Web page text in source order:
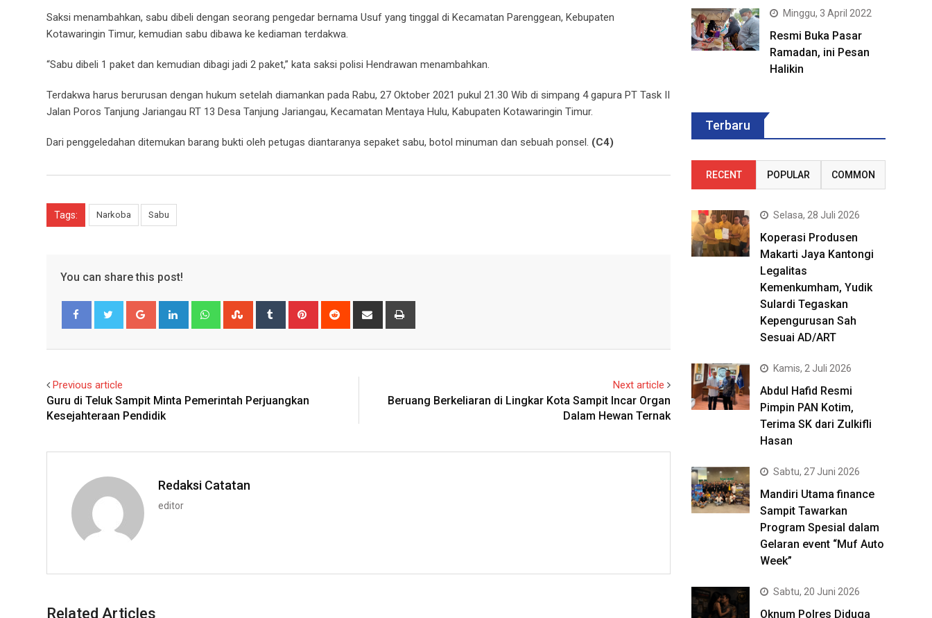
Saksi menambahkan, sabu dibeli dengan seorang pengedar bernama Usuf yang tinggal di Kecamatan Parenggean, Kebupaten
Kotawaringin Timur, kemudian sabu dibawa ke kediaman terdakwa.
“Sabu dibeli 1 paket dan kemudian dibagi jadi 2 paket,” kata saksi polisi Hendrawan menambahkan.
Terdakwa harus berurusan dengan hukum setelah diamankan pada Rabu, 27 Oktober 2021 pukul 21.30 Wib di simpang 4 gapura PT Task II
Jalan Poros Tanjung Jariangau RT 13 Desa Tanjung Jariangau, Kecamatan Mentaya Hulu, Kabupaten Kotawaringin Timur.
Dari penggeledahan ditemukan barang bukti oleh petugas diantaranya sepaket sabu, botol minuman dan sebuah ponsel. (C4)
Tags: Narkoba Sabu
You can share this post!
Google+ LinkedIn WhatsappStumbleUpon
Tumblr Pinterest Reddit
Share
Previous article
Guru di Teluk Sampit Minta Pemerintah Perjuangkan
Kesejahteraan Pendidik
Next article
Beruang Berkeliaran di Lingkar Kota Sampit Incar Organ
Dalam Hewan Ternak
Redaksi Catatan
editor
Related Articles
Minggu, 3 April 2022
Resmi Buka Pasar
Ramadan, ini Pesan
Halikin
Terbaru
RECENT POPULAR COMMON
Selasa, 28 Juli 2026
Koperasi Produsen
Makarti Jaya Kantongi
Legalitas
Kemenkumham, Yudik
Sulardi Tegaskan
Kepengurusan Sah
Sesuai AD/ART
Kamis, 2 Juli 2026
Abdul Hafid Resmi
Pimpin PAN Kotim,
Terima SK dari Zulkifli
Hasan
Sabtu, 27 Juni 2026
Mandiri Utama finance
Sampit Tawarkan
Program Spesial dalam
Gelaran event “Muf Auto
Week”
Sabtu, 20 Juni 2026
Oknum Polres Diduga